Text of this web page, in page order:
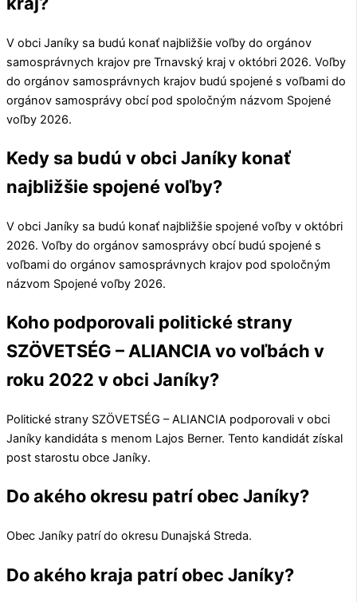
V obci Janíky sa budú konať najbližšie voľby do orgánov
samosprávnych krajov pre Trnavský kraj v októbri 2026. Voľby
do orgánov samosprávnych krajov budú spojené s voľbami do
orgánov samosprávy obcí pod spoločným názvom Spojené
voľby 2026.
Kedy sa budú v obci Janíky konať
najbližšie spojené voľby?
V obci Janíky sa budú konať najbližšie spojené voľby v októbri
2026. Voľby do orgánov samosprávy obcí budú spojené s
voľbami do orgánov samosprávnych krajov pod spoločným
názvom Spojené voľby 2026.
Koho podporovali politické strany
SZÖVETSÉG – ALIANCIA vo voľbách v
roku 2022 v obci Janíky?
Politické strany SZÖVETSÉG – ALIANCIA podporovali v obci
Janíky kandidáta s menom Lajos Berner. Tento kandidát získal
post starostu obce Janíky.
Do akého okresu patrí obec Janíky?
Obec Janíky patrí do okresu Dunajská Streda.
Do akého kraja patrí obec Janíky?